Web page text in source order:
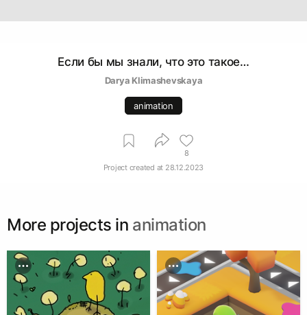
Если бы мы знали, что это такое…
Darya Klimashevskaya
animation
8
Project created at 28.12.2023
More projects in animation